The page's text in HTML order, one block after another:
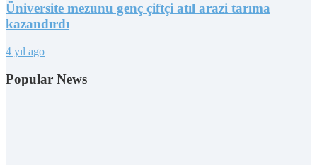
Üniversite mezunu genç çiftçi atıl arazi tarıma
kazandırdı
4 yıl ago
Popular News